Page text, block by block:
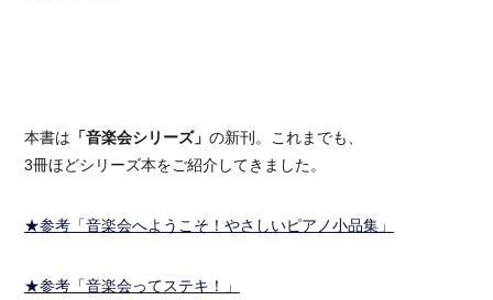
本書は 「音楽会シリーズ」 の新刊。これまでも、
3冊ほどシリーズ本をご紹介してきました。
★参考「音楽会へようこそ！やさしいピアノ小品集」
★参考「音楽会ってステキ！」